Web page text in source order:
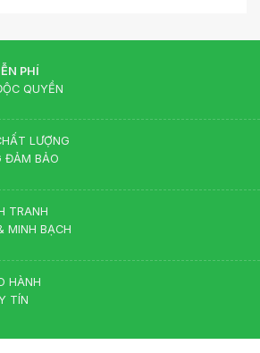
PHÍ
QUYỀN
LƯỢNG
ĐẢM BẢO
TRANH
MINH BẠCH
HÀNH
TÍN